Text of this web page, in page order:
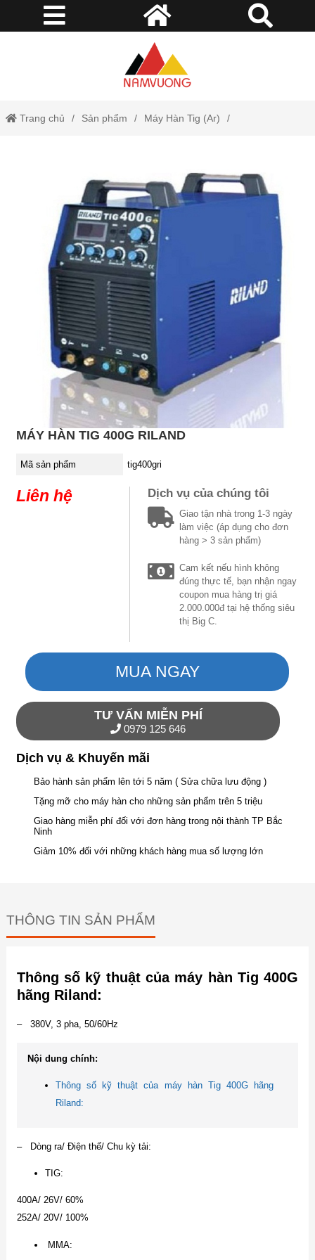
Trang chủ Sản phẩm Máy Hàn Tig (Ar)
MÁY HÀN TIG 400G RILAND
Mã sản phẩm tig400gri
Liên hệ Dịch vụ của chúng tôi
Giao tận nhà trong 1-3 ngày
làm việc (áp dụng cho đơn
hàng > 3 sản phẩm)
Cam kết nếu hình không
đúng thực tế, bạn nhận ngay
coupon mua hàng trị giá
2.000.000đ tại hệ thống siêu
thị Big C.
MUA NGAY
TƯ VẤN MIỄN PHÍ
0979 125 646
Dịch vụ & Khuyến mãi
Bảo hành sản phẩm lên tới 5 năm ( Sửa chữa lưu động )
Tặng mỡ cho máy hàn cho những sản phẩm trên 5 triệu
Giao hàng miễn phí đối với đơn hàng trong nội thành TP Bắc
Ninh
Giảm 10% đối với những khách hàng mua số lượng lớn
THÔNG TIN SẢN PHẨM
Thông số kỹ thuật của máy hàn Tig 400G
hãng Riland:
– 380V, 3 pha, 50/60Hz
Nội dung chính:
Thông số kỹ thuật của máy hàn Tig 400G hãng
Riland:
– Dòng ra/ Điện thế/ Chu kỳ tải:
TIG:
400A/ 26V/ 60%
252A/ 20V/ 100%
MMA: